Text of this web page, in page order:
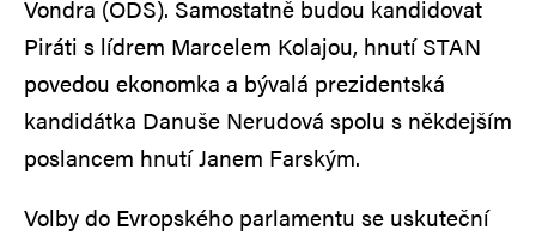
Vondra (ODS). Samostatně budou kandidovat
Piráti s lídrem Marcelem Kolajou, hnutí STAN
povedou ekonomka a bývalá prezidentská
kandidátka Danuše Nerudová spolu s někdejším
poslancem hnutí Janem Farským.
Volby do Evropského parlamentu se uskuteční